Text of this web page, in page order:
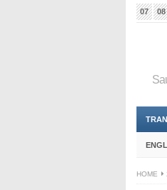
07 08
HOME